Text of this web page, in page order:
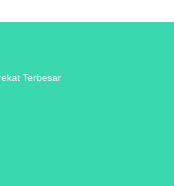
Terbesar